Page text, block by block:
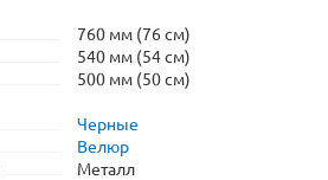
760 мм (76 см)
540 мм (54 см)
500 мм (50 см)
Черные
Велюр
Металл